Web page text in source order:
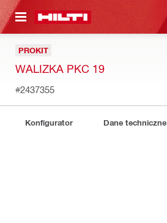
GŁÓWNEJ
PROKIT
WALIZKA PKC 19
#2437355
Konfigurator Dane techniczne